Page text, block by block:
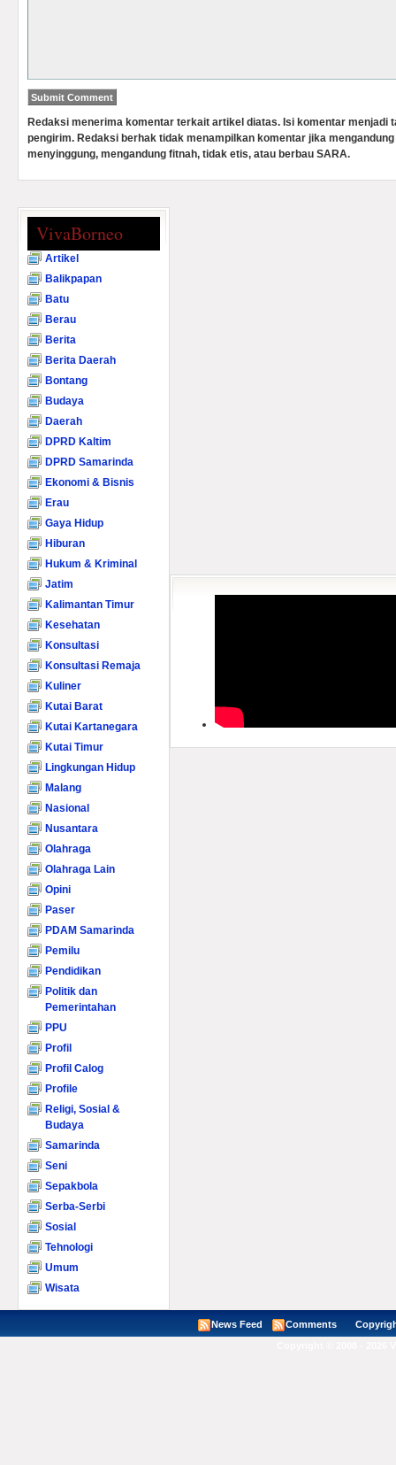
Redaksi menerima komentar terkait artikel diatas. Isi komentar menjadi
pengirim. Redaksi berhak tidak menampilkan komentar jika
menyinggung, mengandung fitnah, tidak etis, atau berbau SARA.
VivaBorneo
Artikel
Balikpapan
Batu
Berau
Berita
Berita Daerah
Bontang
Budaya
Daerah
DPRD Kaltim
DPRD Samarinda
Ekonomi & Bisnis
Erau
Gaya Hidup
Hiburan
Hukum & Kriminal
Jatim
Kalimantan Timur
Kesehatan
Konsultasi
Konsultasi Remaja
Kuliner
Kutai Barat
Kutai Kartanegara
Kutai Timur
Lingkungan Hidup
Malang
Nasional
Nusantara
Olahraga
Olahraga Lain
Opini
Paser
PDAM Samarinda
Pemilu
Pendidikan
Politik dan
Pemerintahan
PPU
Profil
Profil Calog
Profile
Religi, Sosial &
Budaya
Samarinda
Seni
Sepakbola
Serba-Serbi
Sosial
Tehnologi
Umum
Wisata
News Feed Comments Copyright